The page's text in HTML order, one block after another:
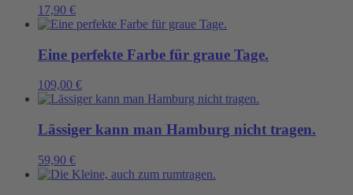
17,90 €
Eine perfekte Farbe für graue Tage.
109,00 €
Lässiger kann man Hamburg nicht tragen.
59,90 €